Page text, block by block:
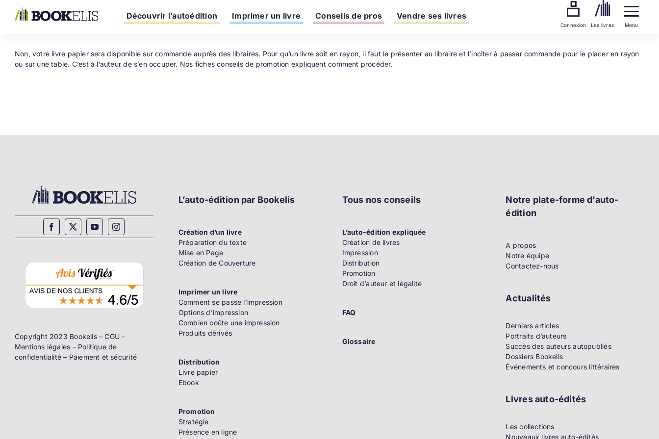
Découvrir l’autoédition Imprimer un livre Conseils de pros Vendre ses livres
Connexion Les livres Menu
Non, votre livre papier sera disponible sur commande auprès des libraires. Pour qu’un livre soit en rayon, il faut le présenter au libraire et l’inciter à passer commande pour le placer en rayon
ou sur une table. C’est à l’auteur de s’en occuper. Nos fiches conseils de promotion expliquent comment procéder.
Copyright 2023 Bookelis –CGU –
Mentions légales – Politique de
confidentialité – Paiement et sécurité
L’auto-édition par Bookelis
Création d’un livre
Préparation du texte
Mise en Page
Création de Couverture
Imprimer un livre
Comment se passe l’impression
Options d’impression
Combien coûte une impression
Produits dérivés
Distribution
Livre papier
Ebook
Promotion
Stratégie
Présence en ligne
Tous nos conseils
L’auto-édition expliquée
Création de livres
Impression
Distribution
Promotion
Droit d’auteur et légalité
FAQ
Glossaire
Notre plate-forme d’auto-
édition
A propos
Notre équipe
Contactez-nous
Actualités
Derniers articles
Portraits d’auteurs
Succès des auteurs autopubliés
Dossiers Bookelis
Événements et concours littéraires
Livres auto-édités
Les collections
Nouveaux livres auto-édités